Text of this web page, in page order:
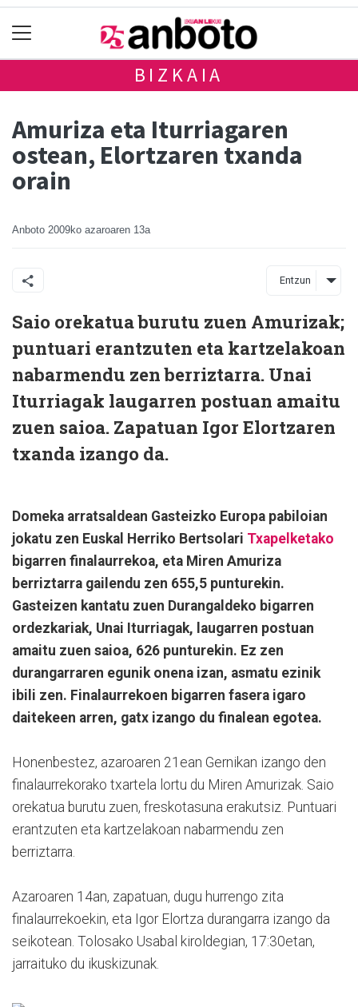
BIZKAIA
Amuriza eta Iturriagaren
ostean, Elortzaren txanda
orain
Anboto 2009ko azaroaren 13a
Entzun
Saio orekatua burutu zuen Amurizak;
puntuari erantzuten eta kartzelakoan
nabarmendu zen berriztarra. Unai
Iturriagak laugarren postuan amaitu
zuen saioa. Zapatuan Igor Elortzaren
txanda izango da.
Domeka arratsaldean Gasteizko Europa pabiloian
jokatu zen Euskal Herriko Bertsolari Txapelketako
bigarren finalaurrekoa, eta Miren Amuriza
berriztarra gailendu zen 655,5 punturekin.
Gasteizen kantatu zuen Durangaldeko bigarren
ordezkariak, Unai Iturriagak, laugarren postuan
amaitu zuen saioa, 626 punturekin. Ez zen
durangarraren egunik onena izan, asmatu ezinik
ibili zen. Finalaurrekoen bigarren fasera igaro
daitekeen arren, gatx izango du finalean egotea.
Honenbestez, azaroaren 21ean Gernikan izango den
finalaurrekorako txartela lortu du Miren Amurizak. Saio
orekatua burutu zuen, freskotasuna erakutsiz. Puntuari
erantzuten eta kartzelakoan nabarmendu zen
berriztarra.
Azaroaren 14an, zapatuan, dugu hurrengo zita
finalaurrekoekin, eta Igor Elortza durangarra izango da
seikotean. Tolosako Usabal kiroldegian, 17:30etan,
jarraituko du ikuskizunak.